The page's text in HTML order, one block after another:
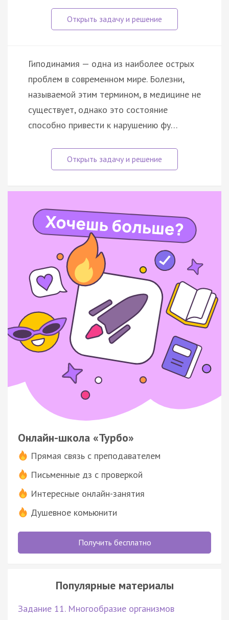
Гиподинамия — одна из наиболее острых
проблем в современном мире. Болезни,
называемой этим термином, в медицине не
существует, однако это состояние
способно привести к нарушению фу…
Онлайн-школа «Турбо»
Прямая связь с преподавателем
Письменные дз с проверкой
Интересные онлайн-занятия
Душевное комьюнити
Получить бесплатно
Популярные материалы
Задание 11. Многообразие организмов